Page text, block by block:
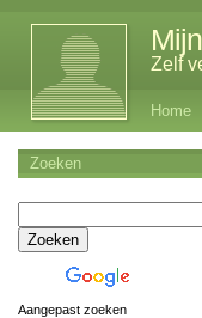
Zelf
Home
Zoeken
Aangepast zoeken